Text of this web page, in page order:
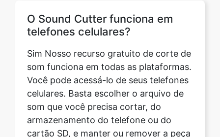
som funciona em todas as plataformas.
Você pode acessá-lo de seus telefones
celulares. Basta escolher o arquivo de
som que você precisa cortar, do
armazenamento do telefone ou do
cartão SD, e manter ou remover a peça
conforme sua necessidade. Em
seguida, basta baixar o arquivo e ele
será salvo no armazenamento do seu